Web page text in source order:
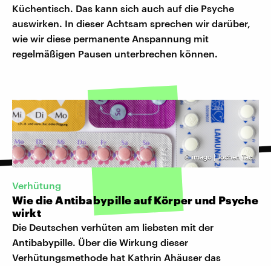
Küchentisch. Das kann sich auch auf die Psyche
auswirken. In dieser Achtsam sprechen wir darüber,
wie wir diese permanente Anspannung mit
regelmäßigen Pausen unterbrechen können.
©imago | Jochen Tac
Verhütung
Wie die Antibabypille auf Körper und Psyche
wirkt
Die Deutschen verhüten am liebsten mit der
Antibabypille. Über die Wirkung dieser
Verhütungsmethode hat Kathrin Ahäuser das